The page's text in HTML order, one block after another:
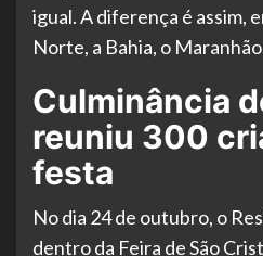
igual. A diferença é assim,
Norte, a Bahia, o
Culminância
reuniu 300
festa
No dia 24 de outubro, o
dentro da Feira de São